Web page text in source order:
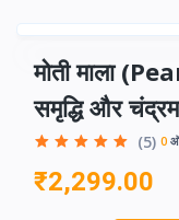
मोती माला
समृद्धि और
(5) 0
₹2,299.00